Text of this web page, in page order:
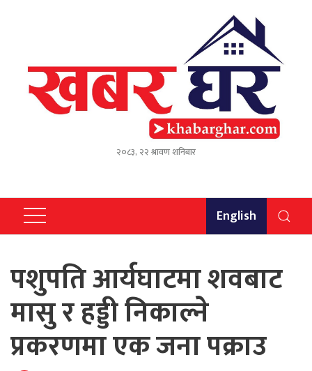
२०८३, २२ श्रावण शनिबार
English
पशुपति आर्यघाटमा शवबाट
मासु र हड्डी निकाल्ने
प्रकरणमा एक जना पक्राउ